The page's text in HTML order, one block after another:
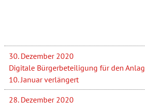
30. Dezember 2020
Digitale Bürgerbeteiligung für den
10. Januar verlängert
28. Dezember 2020